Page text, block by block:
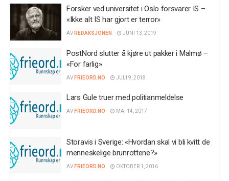
Forsker ved universitet i Oslo forsvarer IS –
«Ikke alt IS har gjort er terror»
AV REDAKSJONEN JUNI 13, 2019
PostNord slutter å kjøre ut pakker i Malmø –
«For farlig»
AV FRIEORD.NO JULI 9, 2018
Lars Gule truer med politianmeldelse
AV FRIEORD.NO MAI 14, 2017
Storavis i Sverige: «Hvordan skal vi bli kvitt de
menneskelige brunrottene?»
AV FRIEORD.NO OKTOBER 1, 2016